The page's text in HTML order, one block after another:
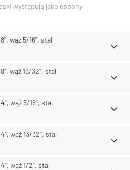
występują jako osobny
wąż 5/16", stal
wąż 13/32", stal
wąż 5/16", stal
wąż 13/32", stal
wąż 1/2", stal